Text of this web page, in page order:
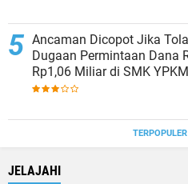
Ancaman Dicopot Jika
Dugaan Permintaan Dana
Rp1,06 Miliar di SMK
Berpotensi Terseret Kasus
JELAJAHI